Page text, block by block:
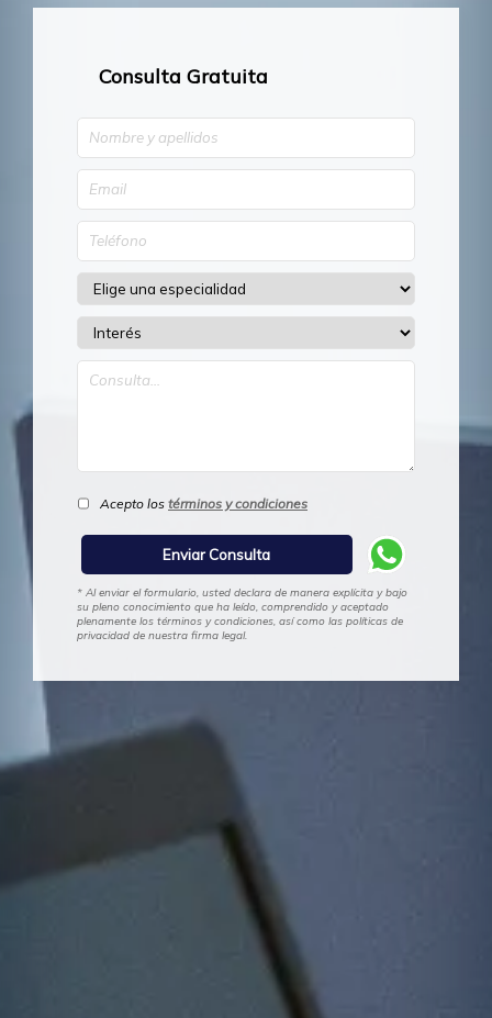
Consulta Gratuita
Acepto los términos y condiciones
* Al enviar el formulario, usted declara de manera explícita y bajo
su pleno conocimiento que ha leído, comprendido y aceptado
plenamente los términos y condiciones, así como las políticas de
privacidad de nuestra firma legal.